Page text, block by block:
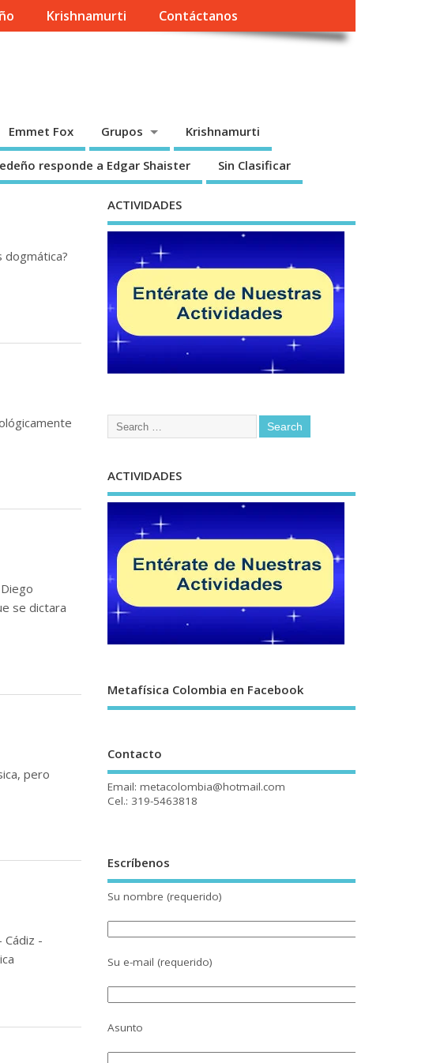
Krishnamurti Contáctanos
Emmet Fox Grupos Krishnamurti
responde a Edgar Shaister Sin Clasificar
dogmática?
se dictara
pero
Cádiz -
ACTIVIDADES
ACTIVIDADES
Metafísica Colombia en Facebook
Contacto
Email: metacolombia@hotmail.com
Cel.: 319-5463818
Escríbenos
Su nombre (requerido)
Su e-mail (requerido)
Asunto